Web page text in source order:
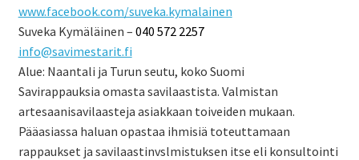
www.facebook.com/suveka.kymalainen
Suveka Kymäläinen – 040 572 2257
info@savimestarit.fi
Alue: Naantali ja Turun seutu, koko Suomi
Savirappauksia omasta savilaastista. Valmistan
artesaanisavilaasteja asiakkaan toiveiden mukaan.
Pääasiassa haluan opastaa ihmisiä toteuttamaan
rappaukset ja savilaastinvslmistuksen itse eli konsultointi